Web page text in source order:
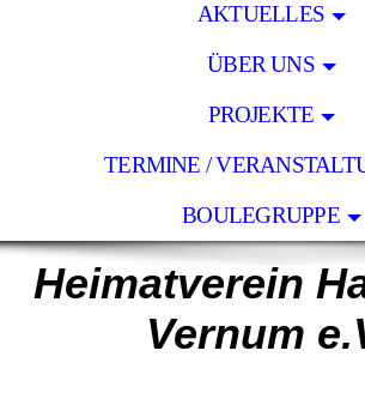
AKTUELLES
ÜBER UNS
PROJEKTE
TERMINE /
BOULEGRUPPE
Heimatverein
Vernum